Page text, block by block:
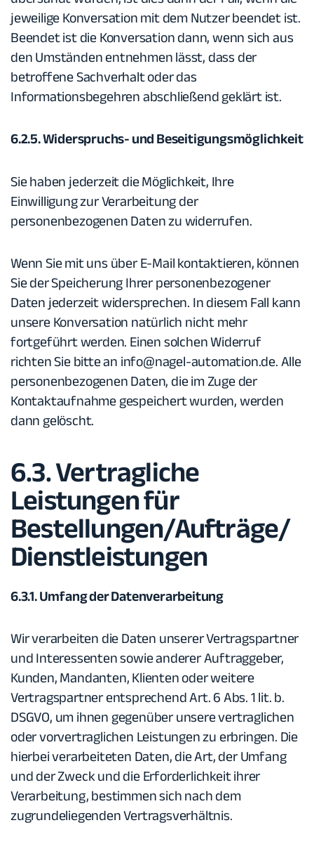
jeweilige Konversation mit dem Nutzer beendet ist.
Beendet ist die Konversation dann, wenn sich aus
den Umständen entnehmen lässt, dass der
betroffene Sachverhalt oder das
Informationsbegehren abschließend geklärt ist.
6.2.5. Widerspruchs- und Beseitigungsmöglichkeit
Sie haben jederzeit die Möglichkeit, Ihre
Einwilligung zur Verarbeitung der
personenbezogenen Daten zu widerrufen.
Wenn Sie mit uns über E-Mail kontaktieren, können
Sie der Speicherung Ihrer personenbezogener
Daten jederzeit widersprechen. In diesem Fall kann
unsere Konversation natürlich nicht mehr
fortgeführt werden. Einen solchen Widerruf
richten Sie bitte aninfo@nagel-automation.de. Alle
personenbezogenen Daten, die im Zuge der
Kontaktaufnahme gespeichert wurden, werden
dann gelöscht.
6.3. Vertragliche
Leistungen für
Bestellungen/Aufträge/
Dienstleistungen
6.3.1. Umfang der Datenverarbeitung
Wir verarbeiten die Daten unserer Vertragspartner
und Interessenten sowie anderer Auftraggeber,
Kunden, Mandanten, Klienten oder weitere
Vertragspartner entsprechend Art. 6 Abs. 1 lit. b.
DSGVO, um ihnen gegenüber unsere vertraglichen
oder vorvertraglichen Leistungen zu erbringen. Die
hierbei verarbeiteten Daten, die Art, der Umfang
und der Zweck und die Erforderlichkeit ihrer
Verarbeitung, bestimmen sich nach dem
zugrundeliegenden Vertragsverhältnis.